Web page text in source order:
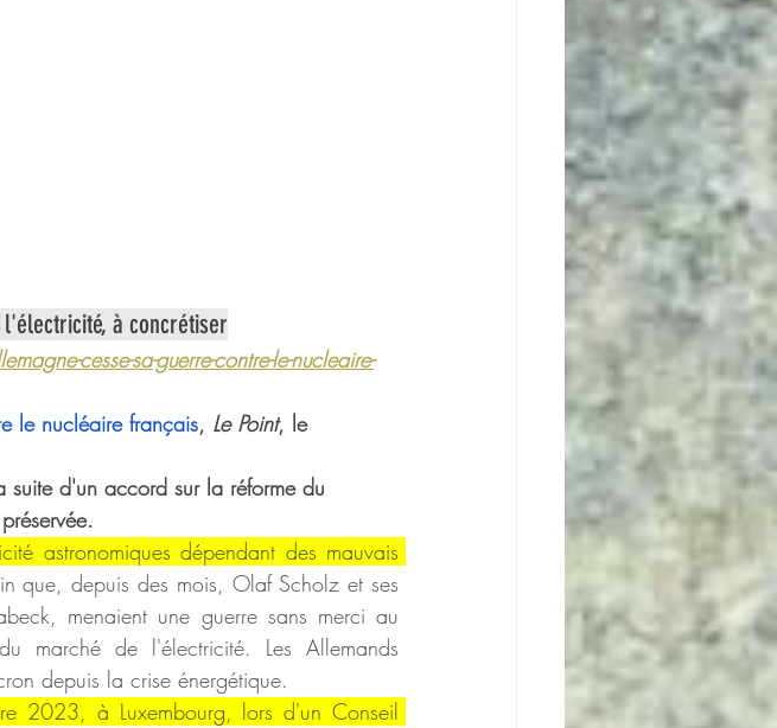
à concrétiser
cesse-sa-guerre-contre-le-nucleaire-
le nucléaire français, Le Point, le
suite d'un accord sur la réforme du
astronomiques dépendant des mauvais
que, depuis des mois, Olaf Scholz et ses
menaient une guerre sans merci au
marché de l'électricité. Les Allemands
depuis la crise énergétique.
2023, à Luxembourg, lors d'un Conseil